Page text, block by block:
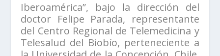
Iberoamérica”, bajo la dirección del
doctor Felipe Parada, representante
del Centro Regional de Telemedicina y
Telesalud del Biobío, perteneciente a